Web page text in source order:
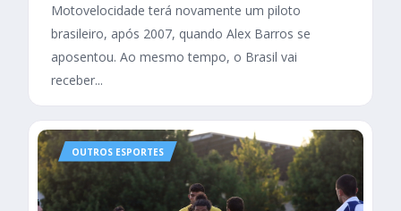
Motovelocidade terá novamente um piloto
brasileiro, após 2007, quando Alex Barros se
aposentou. Ao mesmo tempo, o Brasil vai
receber...
OUTROS ESPORTES